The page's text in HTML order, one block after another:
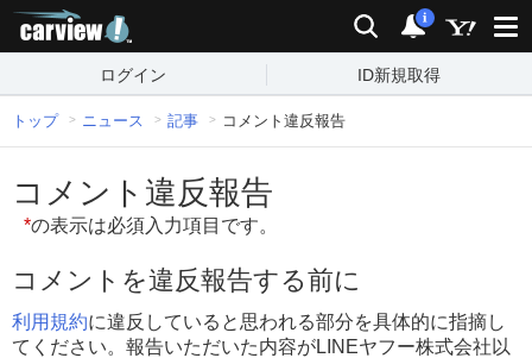
検索 通知
i
ログイン ID新規取得
トップ ニュース 記事 コメント違反報告
コメント違反報告
*の表示は必須入力項目です。
コメントを違反報告する前に
利用規約に違反していると思われる部分を具体的に指摘し
てください。報告いただいた内容がLINEヤフー株式会社以